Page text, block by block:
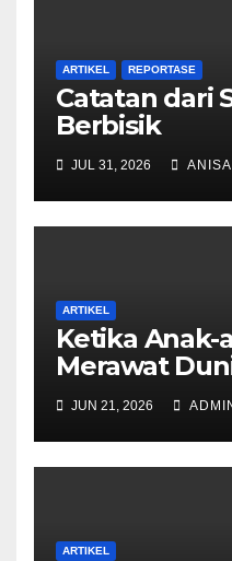
ARTIKEL REPORTASE
Catatan dari
Berbisik
JUL 31, 2026
ARTIKEL
Ketika Anak-
Merawat
JUN 21, 2026
ARTIKEL